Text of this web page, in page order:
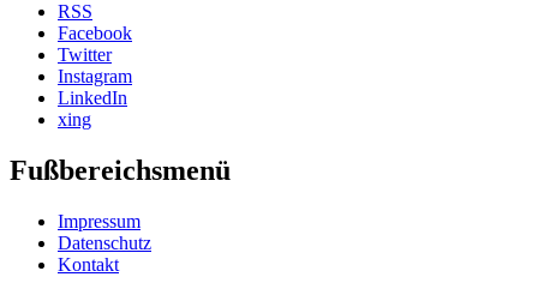
RSS
Facebook
Twitter
Instagram
LinkedIn
xing
Fußbereichsmenü
Impressum
Datenschutz
Kontakt